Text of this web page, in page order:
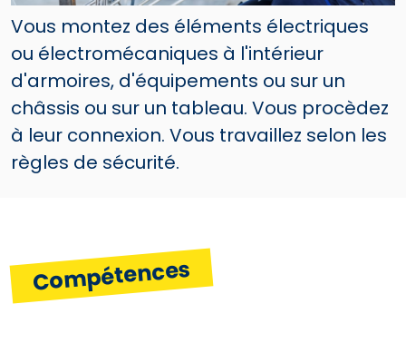
Vous montez des éléments électriques
ou électromécaniques à l'intérieur
d'armoires, d'équipements ou sur un
châssis ou sur un tableau. Vous procèdez
à leur connexion. Vous travaillez selon les
règles de sécurité.
Compétences